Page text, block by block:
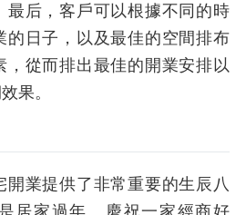
最后，客戶可以根據不同的時
的日子，以及最佳的空間排布
，從而排出最佳的開業安排以
果。
開業提供了非常重要的生辰八